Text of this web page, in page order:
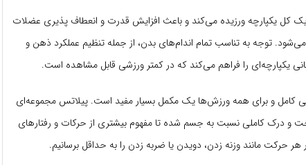
کل یکپارچه ورزیده می‌کند و باعث افزایش قدرت و انعطاف پذیری عضلات
توجه به تناسب تمام اندام‌های بدن، از جمله تنظیم عملکرد ذهن و
را فراهم می‌کند که در کمتر ورزشی قابل مشاهده است.
کامل و برای همه ورزش‌ها یک مکمل بسیار مفید است. پیلاتس مجموعه‌ای
و درک کاملی نسبت به جسم شده تا مفهوم بیشتری از حرکات و رفتارهای
هر حرکت مانند وزنه زدن، دویدن یا ضربه زدن را به حداقل برسانیم.